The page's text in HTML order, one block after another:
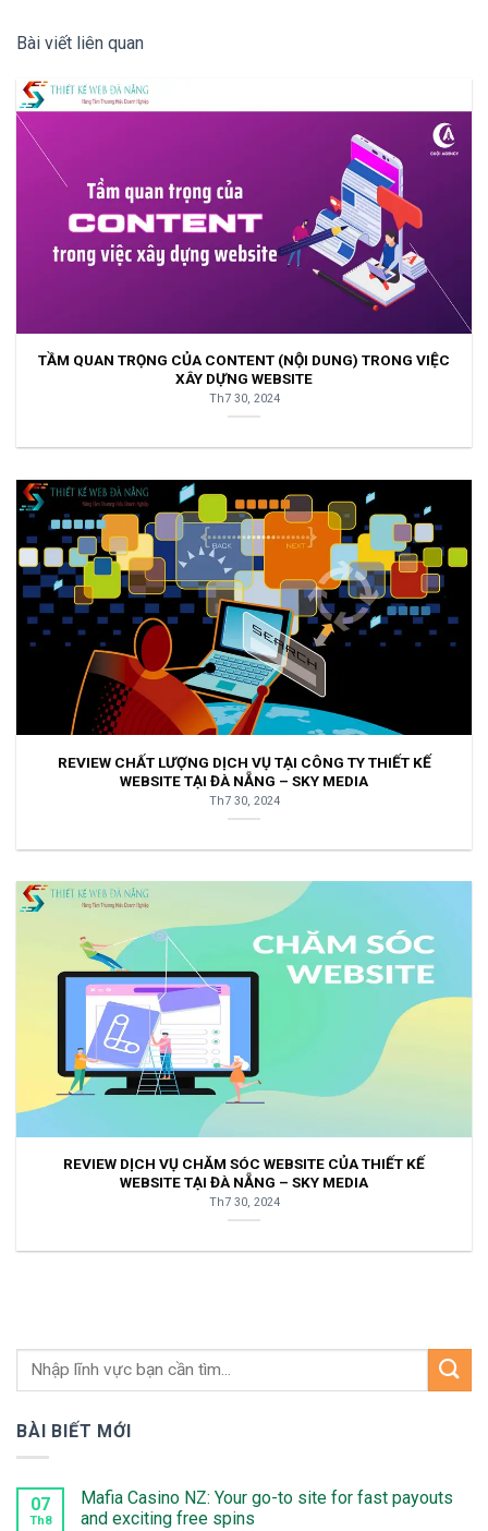
Bài viết liên quan
TẦM QUAN TRỌNG CỦA CONTENT (NỘI DUNG) TRONG VIỆC
XÂY DỰNG WEBSITE
Th7 30, 2024
REVIEW CHẤT LƯỢNG DỊCH VỤ TẠI CÔNG TY THIẾT KẾ
WEBSITE TẠI ĐÀ NẴNG – SKY MEDIA
Th7 30, 2024
REVIEW DỊCH VỤ CHĂM SÓC WEBSITE CỦA THIẾT KẾ
WEBSITE TẠI ĐÀ NẴNG – SKY MEDIA
Th7 30, 2024
BÀI BIẾT MỚI
07
Th8
Mafia Casino NZ: Your go-to site for fast payouts
and exciting free spins